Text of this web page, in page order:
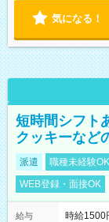
気になる！
短時間シフト
クッキーなど
派遣 職種未経験OK
WEB登録・面接OK
給与
時給